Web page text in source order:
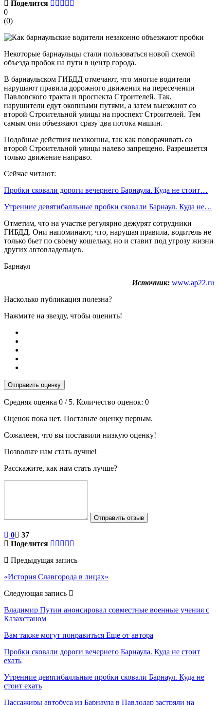
Поделится
0
(0)
Некоторые барнаульцы стали пользоваться новой схемой
объезда пробок на пути в центр города.
В барнаульском ГИБДД отмечают, что многие водители
нарушают правила дорожного движения на пересечении
Павловского тракта и проспекта Строителей. Так,
нарушители едут окопными путями, а затем выезжают со
второй Строительной улицы на проспект Строителей. Тем
самым они объезжают сразу два потока машин.
Подобные действия незаконны, так как поворачивать со
второй Строительной улицы налево запрещено. Разрешается
только движение направо.
Сейчас читают:
Пробки сковали дороги вечернего Барнаула. Куда не стоит…
Утренние девятибалльные пробки сковали Барнаул. Куда не…
Отметим, что на участке регулярно дежурят сотрудники
ГИБДД. Они напоминают, что, нарушая правила, водитель не
только бьет по своему кошельку, но и ставит под угрозу жизни
других автовладельцев.
Барнаул
Источник: www.ap22.ru
Насколько публикация полезна?
Нажмите на звезду, чтобы оценить!
Отправить оценку
Средняя оценка 0 / 5. Количество оценок: 0
Оценок пока нет. Поставьте оценку первым.
Сожалеем, что вы поставили низкую оценку!
Позвольте нам стать лучше!
Расскажите, как нам стать лучше?
Отправить отзыв
0
37
Поделится
Предыдущая запись
«История Славгорода в лицах»
Следующая запись
Владимир Путин анонсировал совместные военные учения с
Казахстаном
Вам также могут понравиться Еще от автора
Пробки сковали дороги вечернего Барнаула. Куда не стоит
ехать
Утренние девятибалльные пробки сковали Барнаул. Куда не
стоит ехать
Пассажиры автобуса из Барнаула в Павлодар застряли на